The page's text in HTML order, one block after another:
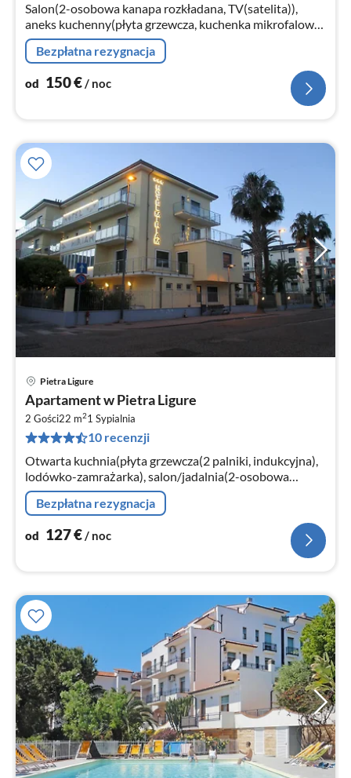
Salon(2-osobowa kanapa rozkładana, TV(satelita)),
aneks kuchenny(płyta grzewcza, kuchenka mikrofalowa,
lodówka), łazienka(prysznic, toaleta, suszarka)
Bezpłatna rezygnacja
od 150€/ noc
Pietra Ligure
Apartament w Pietra Ligure
2 Gości22 m21 Sypialnia
10 recenzji
Otwarta kuchnia(płyta grzewcza(2 palniki, indukcyjna),
lodówko-zamrażarka), salon/jadalnia(2-osobowa
kanapa rozkładana, TV(flatscreen, satelita), stół
jadalniany)
Bezpłatna rezygnacja
od 127€/ noc